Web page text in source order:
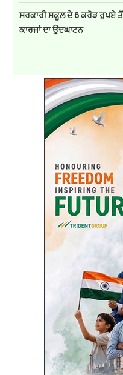
ਸਰਕਾਰੀ ਸਕੂਲ ਦੇ 6 ਕਰੋੜ ਰੁਪਏ
ਕਾਰਜਾਂ ਦਾ ਉਦਘਾਟਨ